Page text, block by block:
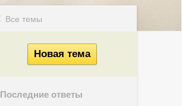
Все темы
Последние ответы